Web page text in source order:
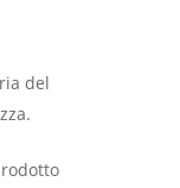
del